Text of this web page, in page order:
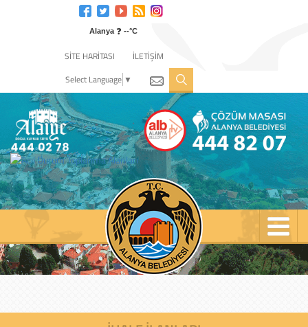
Alanya ❓ --°C
SİTE HARİTASI
İLETİŞİM
Select Language ▼